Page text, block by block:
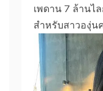
เพดาน 7 ล้านไ
สำหรับสาวองุ่น